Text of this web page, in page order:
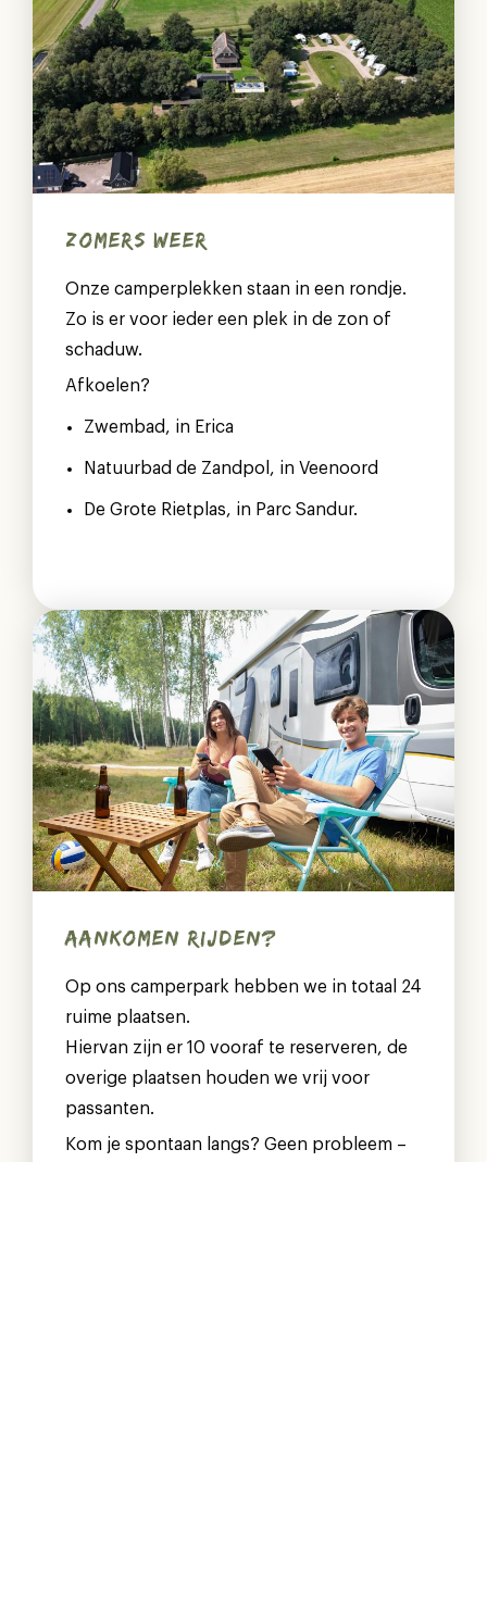
ZOMERS WEER
Onze camperplekken staan in een rondje.
Zo is er voor ieder een plek in de zon of
schaduw.
Afkoelen?
Zwembad, in Erica
Natuurbad de Zandpol, in Veenoord
De Grote Rietplas, in Parc Sandur.
AANKOMEN RIJDEN?
Op ons camperpark hebben we in totaal 24
ruime plaatsen.
Hiervan zijn er 10 vooraf te reserveren, de
overige plaatsen houden we vrij voor
passanten.
Kom je spontaan langs? Geen probleem –